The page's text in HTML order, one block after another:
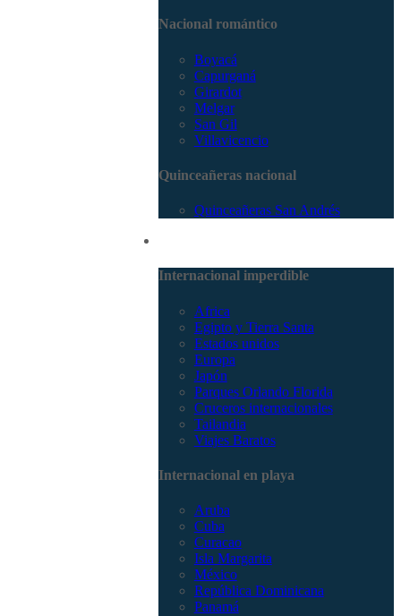
Nacional romántico
Boyacá
Capurganá
Girardot
Melgar
San Gil
Villavicencio
Quinceañeras nacional
Quinceañeras San Andrés
Internacional imperdible
Africa
Egipto y Tierra Santa
Estados unidos
Europa
Japón
Parques Orlando Florida
Cruceros internacionales
Tailandia
Viajes Baratos
Internacional en playa
Aruba
Cuba
Curacao
Isla Margarita
México
República Dominicana
Panamá